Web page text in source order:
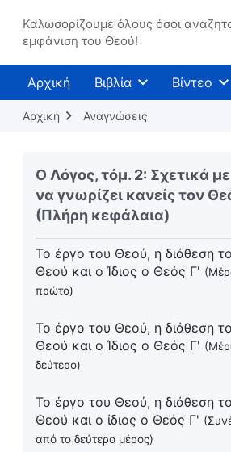
Καλωσορίζουμε όλους όσοι
εμφάνιση του Θεού!
Αρχική Βιβλία Βίντεο
Αρχική Αναγνώσεις
Ο Λόγος, τόμ. 2: Σχετικά
να γνωρίζει κανείς τον
(Πλήρη κεφάλαια)
Το έργο του Θεού, η διάθεση
Θεού και ο ίδιος ο Θεός Β'
έκτο)
Το έργο του Θεού, η διάθεση
Θεού και ο ίδιος ο Θεός Β'
Το έργο του Θεού, η διάθεση
Θεού και ο ίδιος ο Θεός Β'
από το έβδομο μέρος)
Το έργο του Θεού, η διάθεση
Θεού και ο Ίδιος ο Θεός Γ'
πρώτο)
Το έργο του Θεού, η διάθεση
Θεού και ο Ίδιος ο Θεός Γ'
δεύτερο)
Το έργο του Θεού, η διάθεση
Θεού και ο ίδιος ο Θεός Γ'
από το δεύτερο μέρος)